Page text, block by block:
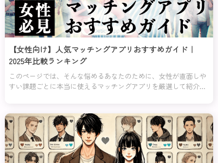
【女性向け】人気マッチングアプリおすすめガイド｜
2025年比較ランキング
このページでは、そんな悩めるあなたのために、女性が直面しや
すい課題ごとに本当に使えるマッチングアプリを厳選して紹介す
たり応えるアプリをランキング形式でまとめたの。